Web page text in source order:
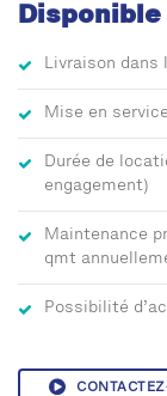
Livraison dans
Mise en
Durée de
engagement)
Maintenance
qmt
Possibilité